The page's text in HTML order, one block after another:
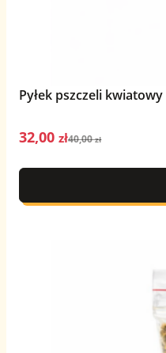
Pyłek pszczeli
40,00złPierwotna
40,00 zł.
32,00zł
Aktualna
32,00 zł.